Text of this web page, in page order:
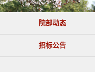
院部动态
招标公告